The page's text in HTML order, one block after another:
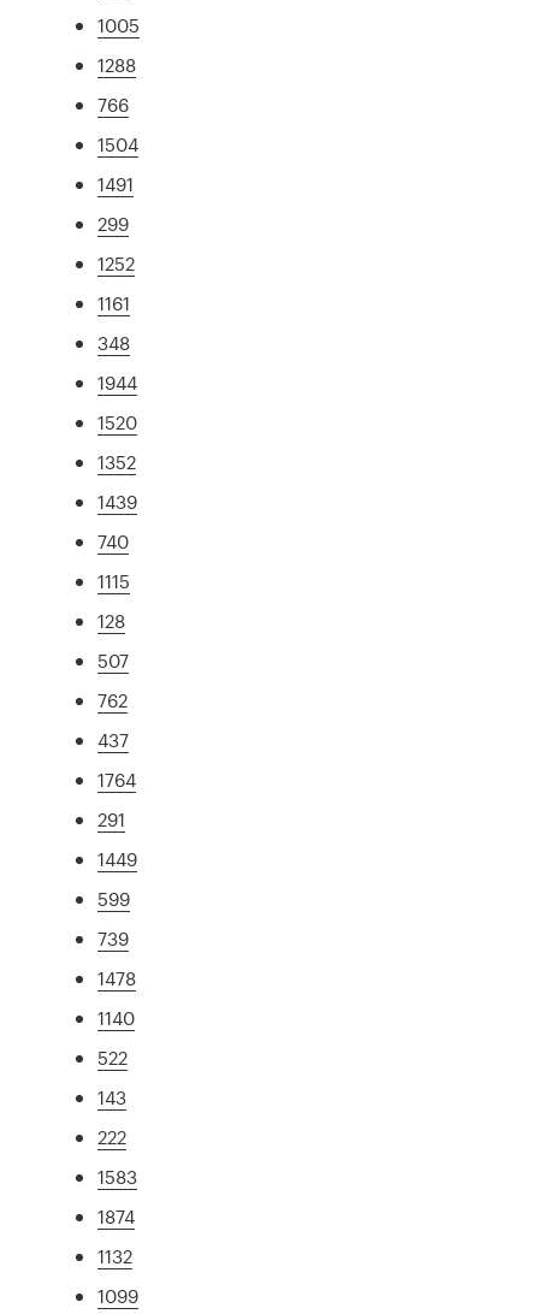
1005
1288
766
1504
1491
299
1252
1161
348
1944
1520
1352
1439
740
1115
128
507
762
437
1764
291
1449
599
739
1478
1140
522
143
222
1583
1874
1132
1099